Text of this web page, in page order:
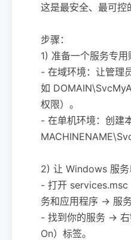
这是最安全、最可控
步骤：
1) 准备一个服务专用
- 在域环境：让管理
如
权限）。
- 在单机环境：创建
2) 让 Windows 服务
- 打开 services.msc
务和应用程序 -> 服务
- 找到你的服务 ->
On）标签。